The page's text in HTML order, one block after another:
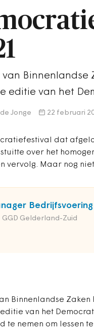
van Binnenlandse
editie van het
Jonge 22 februari
dat
over het
vervolg. Maar nog
Bedrijfsvoering
GGD Gelderland-Zuid
Binnenlandse
van het
te nemen om lessen